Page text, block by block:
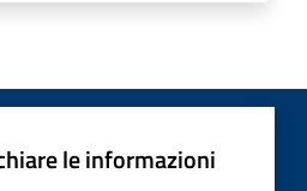
le informazioni